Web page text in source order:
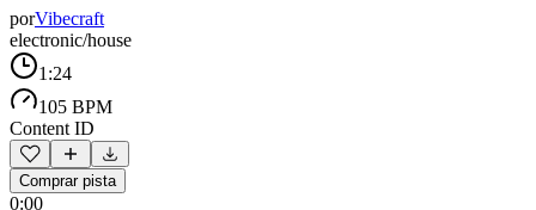
porVibecraft
electronic/house
1:24
105 BPM
Content ID
Comprar pista
0:00